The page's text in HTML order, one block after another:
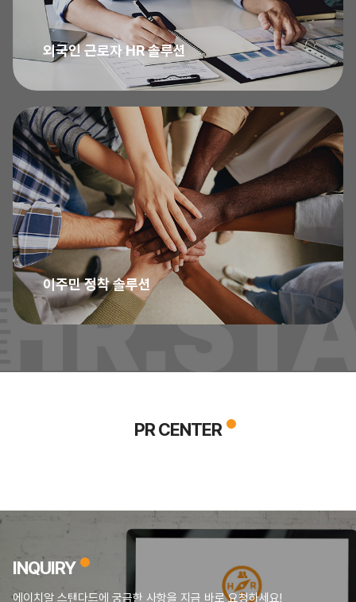
외국인 근로자 HR 솔루션
이주민 정착 솔루션
View More →
PR CENTER
INQUIRY
에이치알 스탠다드에 궁금한 사항을 지금 바로 요청하세요!